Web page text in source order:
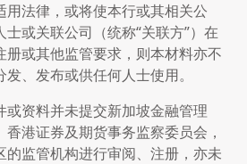
用法律，或将使本行或其相关公
或关联公司（统称“关联方”）在
册或其他监管要求，则本材料亦不
、发布或供任何人士使用。
或资料并未提交新加坡金融管理
港证券及期货事务监察委员会，
的监管机构进行审阅、注册，亦未